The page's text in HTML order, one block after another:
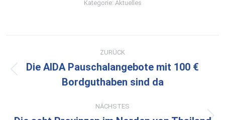
Kategorie: Aktuelles
Kommentarnavigation
ZURÜCK
Vorheriger
Beitrag:
Die AIDA Pauschalangebote mit 100 €
Bordguthaben sind da
NÄCHSTES